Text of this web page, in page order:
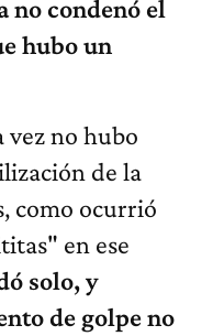
no condenó el
hubo un
vez no hubo
de la
como ocurrió
en ese
solo, y
de golpe no